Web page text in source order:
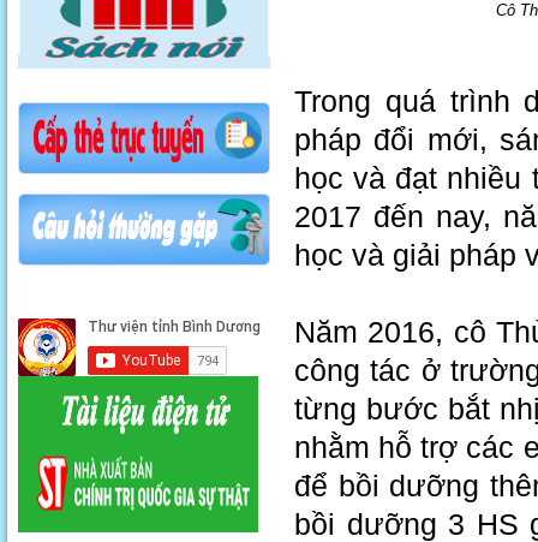
Cô
Trong quá trình
pháp đổi mới,
học và đạt nhiều
2017 đến nay,
học và giải pháp
Năm 2016, cô
công tác ở
từng bước bắt
nhằm hỗ trợ các
để bồi dưỡng
bồi dưỡng 3 HS